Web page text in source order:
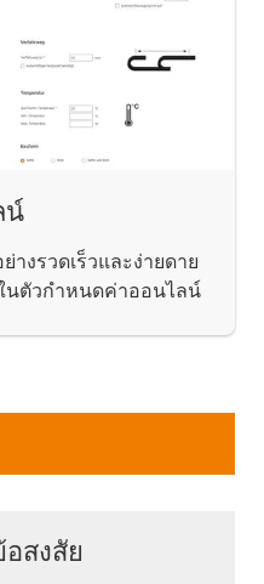
น์
างรวดเร็วและง่ายดาย
นตัวกำหนดค่าออนไลน์
สงสัย